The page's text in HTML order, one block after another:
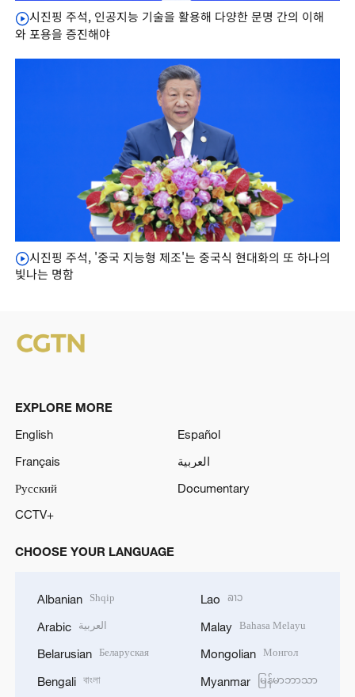
시진핑 주석, 인공지능 기술을 활용해 다양한 문명 간의 이해
와 포용을 증진해야
시진핑 주석, '중국 지능형 제조'는 중국식 현대화의 또 하나의
빛나는 명함
EXPLORE MORE
English
Español
Français
العربية
Русский
Documentary
CCTV+
CHOOSE YOUR LANGUAGE
Albanian Shqip
Arabic العربية
Belarusian Беларуская
Bengali বাংলা
Lao ລາວ
Malay Bahasa Melayu
Mongolian Монгол
Myanmar မြန်မာဘာသာ